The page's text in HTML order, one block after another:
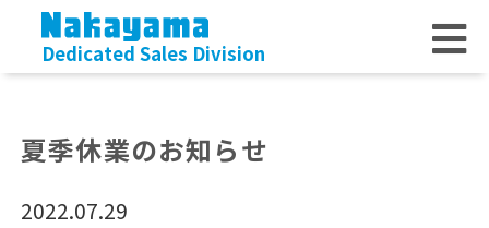
Dedicated Sales Division
夏季休業のお知らせ
2022.07.29